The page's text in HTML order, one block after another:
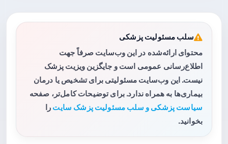
سلب مسئولیت پزشکی
محتوای ارائه‌شده در این وب‌سایت صرفاً جهت
اطلاع‌رسانی عمومی است و جایگزین ویزیت پزشک
نیست. این وب‌سایت مسئولیتی برای تشخیص یا درمان
بیماری‌ها به همراه ندارد. برای توضیحات کامل‌تر، صفحه
سیاست پزشکی و سلب مسئولیت پزشک سایت را
بخوانید.